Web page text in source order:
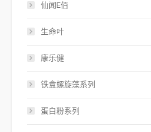
仙闻E佰
生命叶
康乐健
铁盒螺旋藻系列
蛋白粉系列